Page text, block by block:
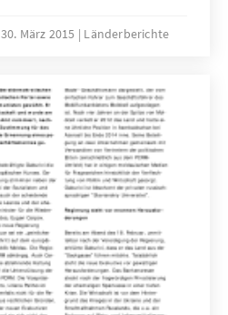
gewonnen wurden. Vlah
Nicolai Dudoglo
weniger.
30. März 2015 Länderberichte